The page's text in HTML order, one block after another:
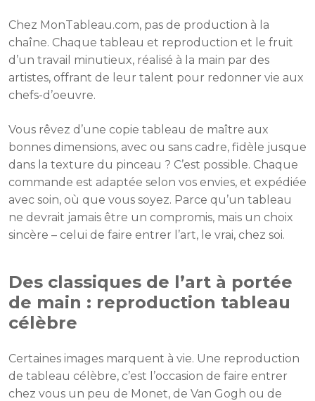
Chez MonTableau.com, pas de production à la
chaîne. Chaque tableau et reproduction et le fruit
d’un travail minutieux, réalisé à la main par des
artistes, offrant de leur talent pour redonner vie aux
chefs-d’oeuvre.
Vous rêvez d’une copie tableau de maître aux
bonnes dimensions, avec ou sans cadre, fidèle jusque
dans la texture du pinceau ? C’est possible. Chaque
commande est adaptée selon vos envies, et expédiée
avec soin, où que vous soyez. Parce qu’un tableau
ne devrait jamais être un compromis, mais un choix
sincère – celui de faire entrer l’art, le vrai, chez soi.
Des classiques de l’art à portée
de main : reproduction tableau
célèbre
Certaines images marquent à vie. Une reproduction
de tableau célèbre, c’est l’occasion de faire entrer
chez vous un peu de Monet, de Van Gogh ou de